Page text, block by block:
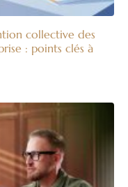
collective des
: points clés à